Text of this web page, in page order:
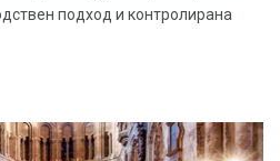
подход и контролирана